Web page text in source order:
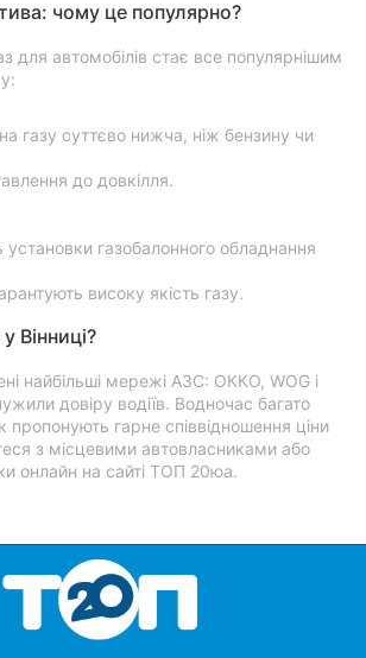
чому це популярно?
для автомобілів стає все популярнішим
газу суттєво нижча, ніж бензину чи
до довкілля.
установки газобалонного обладнання
високу якість газу.
Вінниці?
найбільші мережі АЗС: ОККО, WOG і
довіру водіїв. Водночас багато
пропонують гарне співвідношення ціни
з місцевими автовласниками або
онлайн на сайті ТОП 20юа.